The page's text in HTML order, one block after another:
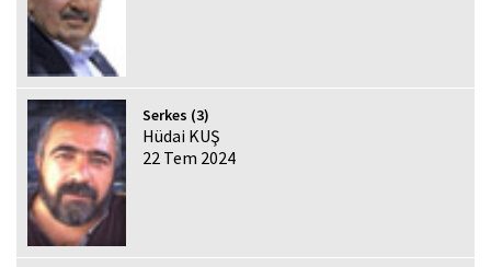
Serkes (3)
Hüdai KUŞ
22 Tem 2024